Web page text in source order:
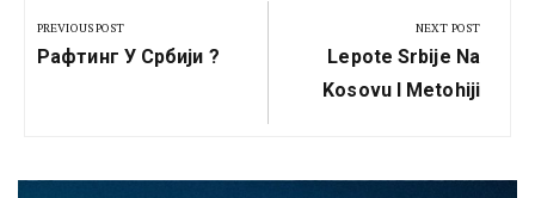
чланка
PREVIOUS POST
Previous
Рафтинг У Србији ?
NEXT POST
Next
Post:
Lepote Srbije Na
Kosovu I Metohiji